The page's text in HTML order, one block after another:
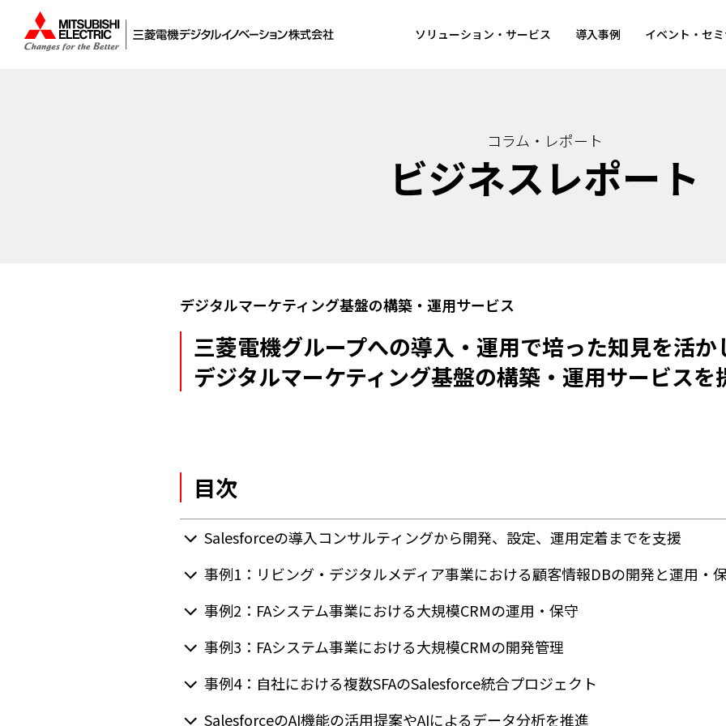
ソリューション・サービス 導入事例 イベント・セ
コラム・レポート
ビジネスレポート
デジタルマーケティング基盤の構築・運用サービス
三菱電機グループへの導入・運用で培った知見を活か
デジタルマーケティング基盤の構築・運用サービスを
目次
Salesforceの導入コンサルティングから開発、設定、運用定着までを支援
事例1：リビング・デジタルメディア事業における顧客情報DBの開発と運用・
事例2：FAシステム事業における大規模CRMの運用・保守
事例3：FAシステム事業における大規模CRMの開発管理
事例4：自社における複数SFAのSalesforce統合プロジェクト
SalesforceのAI機能の活用提案やAIによるデータ分析を推進